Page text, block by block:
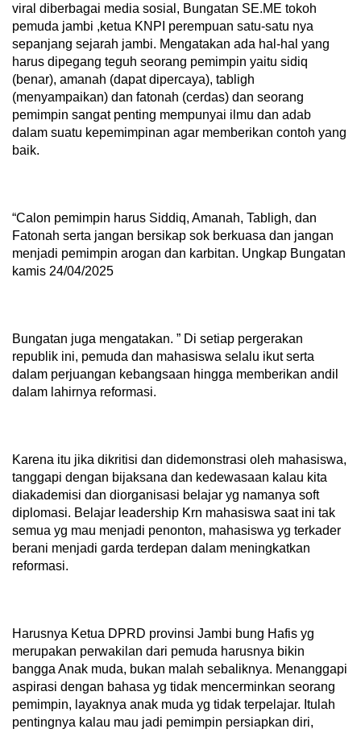
viral diberbagai media sosial, Bungatan SE.ME tokoh
pemuda jambi ,ketua KNPI perempuan satu-satu nya
sepanjang sejarah jambi. Mengatakan ada hal-hal yang
harus dipegang teguh seorang pemimpin yaitu sidiq
(benar), amanah (dapat dipercaya), tabligh
(menyampaikan) dan fatonah (cerdas) dan seorang
pemimpin sangat penting mempunyai ilmu dan adab
dalam suatu kepemimpinan agar memberikan contoh yang
baik.
“Calon pemimpin harus Siddiq, Amanah, Tabligh, dan
Fatonah serta jangan bersikap sok berkuasa dan jangan
menjadi pemimpin arogan dan karbitan. Ungkap Bungatan
kamis 24/04/2025
Bungatan juga mengatakan. ” Di setiap pergerakan
republik ini, pemuda dan mahasiswa selalu ikut serta
dalam perjuangan kebangsaan hingga memberikan andil
dalam lahirnya reformasi.
Karena itu jika dikritisi dan didemonstrasi oleh mahasiswa,
tanggapi dengan bijaksana dan kedewasaan kalau kita
diakademisi dan diorganisasi belajar yg namanya soft
diplomasi. Belajar leadership Krn mahasiswa saat ini tak
semua yg mau menjadi penonton, mahasiswa yg terkader
berani menjadi garda terdepan dalam meningkatkan
reformasi.
Harusnya Ketua DPRD provinsi Jambi bung Hafis yg
merupakan perwakilan dari pemuda harusnya bikin
bangga Anak muda, bukan malah sebaliknya. Menanggapi
aspirasi dengan bahasa yg tidak mencerminkan seorang
pemimpin, layaknya anak muda yg tidak terpelajar. Itulah
pentingnya kalau mau jadi pemimpin persiapkan diri,